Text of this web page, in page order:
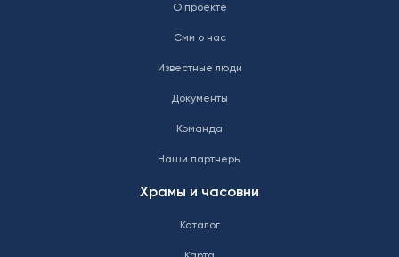
О проекте
Сми о нас
Известные люди
Документы
Команда
Наши партнеры
Храмы и часовни
Каталог